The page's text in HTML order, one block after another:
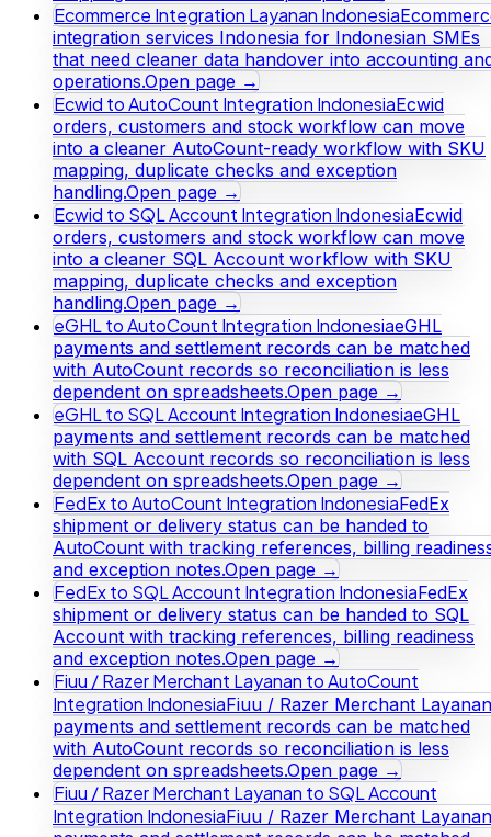
Ecommerce Integration Layanan Indonesia
integration services Indonesia for Indonesian SMEs
that need cleaner data handover into accounting
operations.Open page →
Ecwid to AutoCount Integration IndonesiaEcwid
orders, customers and stock workflow can move
into a cleaner AutoCount-ready workflow with SKU
mapping, duplicate checks and exception
handling.Open page →
Ecwid to SQL Account Integration IndonesiaEcwid
orders, customers and stock workflow can move
into a cleaner SQL Account workflow with SKU
mapping, duplicate checks and exception
handling.Open page →
eGHL to AutoCount Integration IndonesiaeGHL
payments and settlement records can be matched
with AutoCount records so reconciliation is less
dependent on spreadsheets.Open page →
eGHL to SQL Account Integration IndonesiaeGHL
payments and settlement records can be matched
with SQL Account records so reconciliation is less
dependent on spreadsheets.Open page →
FedEx to AutoCount Integration IndonesiaFedEx
shipment or delivery status can be handed to
AutoCount with tracking references, billing
and exception notes.Open page →
FedEx to SQL Account Integration IndonesiaFedEx
shipment or delivery status can be handed to SQL
Account with tracking references, billing readiness
and exception notes.Open page →
Fiuu / Razer Merchant Layanan to AutoCount
Integration IndonesiaFiuu / Razer Merchant Layanan
payments and settlement records can be matched
with AutoCount records so reconciliation is less
dependent on spreadsheets.Open page →
Fiuu / Razer Merchant Layanan to SQL Account
Integration IndonesiaFiuu / Razer Merchant Layanan